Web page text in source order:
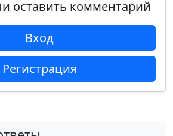
оставить комментарий
Вход
Регистрация